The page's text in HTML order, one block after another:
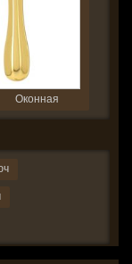
Оконная